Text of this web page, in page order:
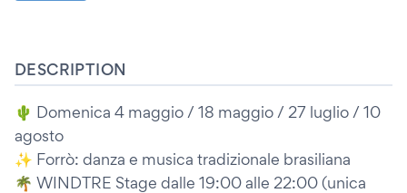
DESCRIPTION
🌵 Domenica 4 maggio / 18 maggio / 27 luglio / 10
agosto
✨ Forrò: danza e musica tradizionale brasiliana
🌴 WINDTRE Stage dalle 19:00 alle 22:00 (unica